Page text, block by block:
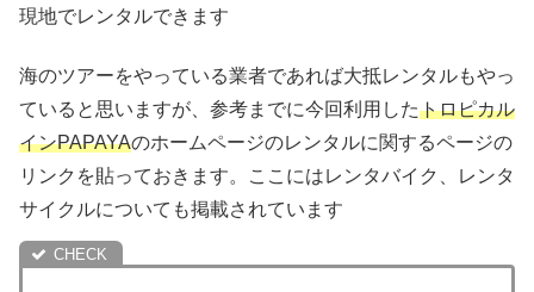
現地でレンタルできます
海のツアーをやっている業者であれば大抵レンタルもやっ
ていると思いますが、参考までに今回利用したトロピカル
インPAPAYAのホームページのレンタルに関するページの
リンクを貼っておきます。ここにはレンタバイク、レンタ
サイクルについても掲載されています